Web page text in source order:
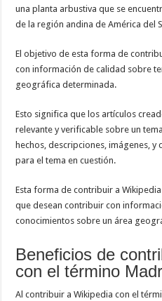
una planta arbustiva que se
de la región andina de América del
El objetivo de esta forma de
con información de calidad sobre
geográfica determinada.
Esto significa que los artículos
relevante y verificable sobre un
hechos, descripciones, imágenes,
para el tema en cuestión.
Esta forma de contribuir a
que desean contribuir con
conocimientos sobre un área
Beneficios de
con el término
Al contribuir a Wikipedia con el